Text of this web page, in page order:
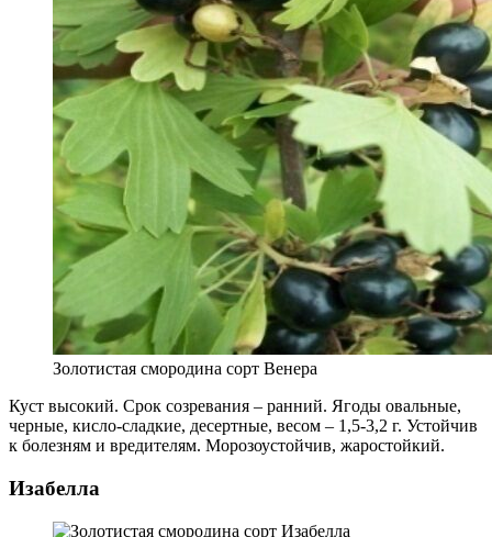
Золотистая смородина сорт Венера
Куст высокий. Срок созревания – ранний. Ягоды овальные,
черные, кисло-сладкие, десертные, весом – 1,5-3,2 г. Устойчив
к болезням и вредителям. Морозоустойчив, жаростойкий.
Изабелла